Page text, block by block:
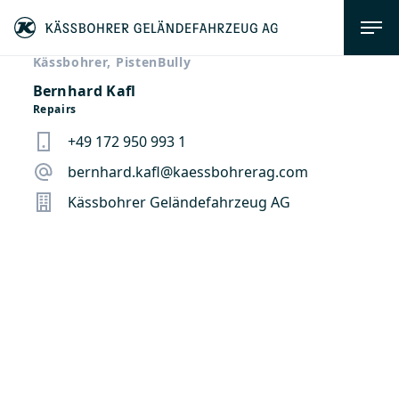
Kässbohrer, PistenBully
Bernhard Kafl
Repairs
+49 172 950 993 1
bernhard.kafl@kaessbohrerag.com
Kässbohrer Geländefahrzeug AG